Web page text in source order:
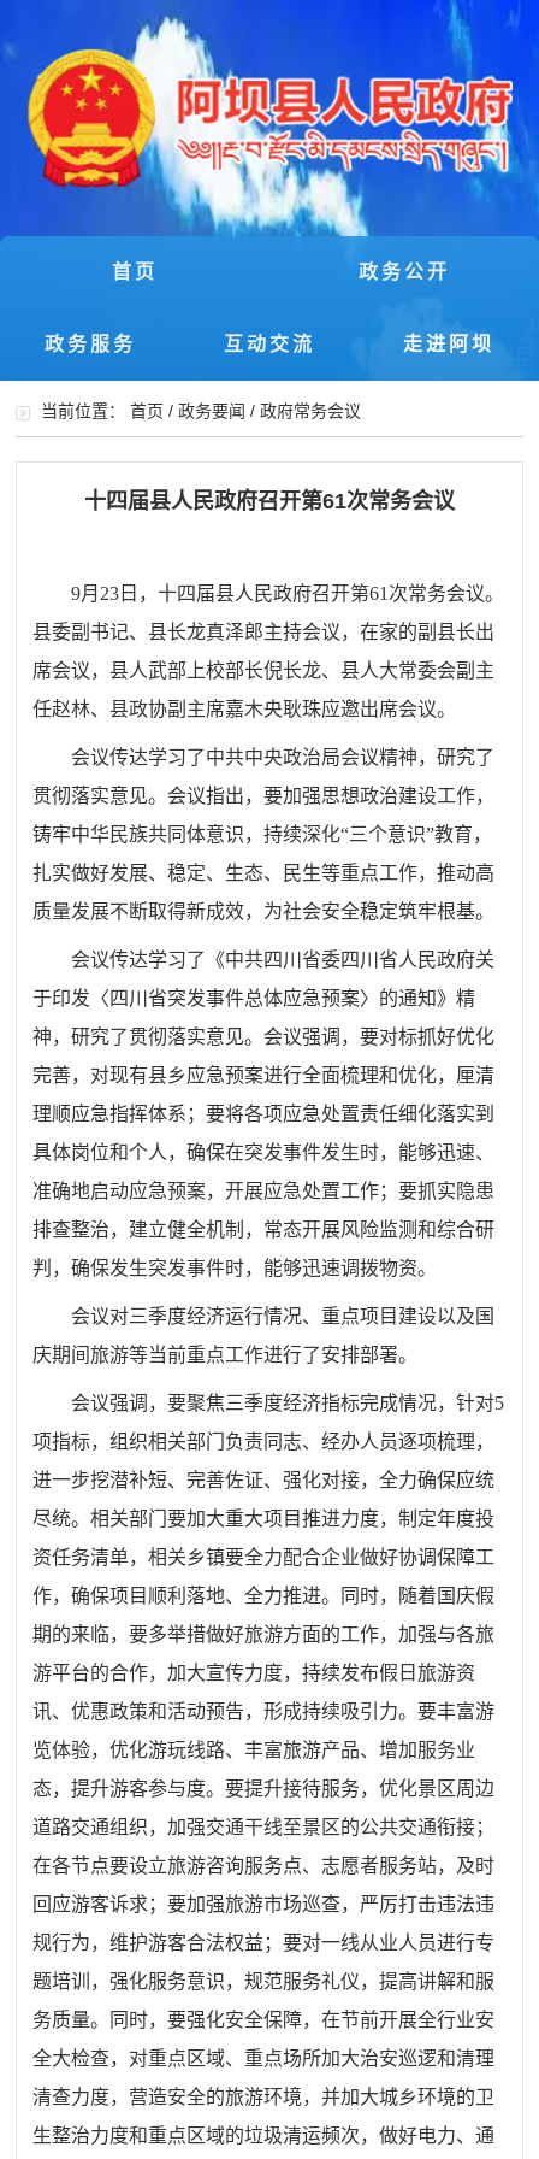
首页 政务公开
政务服务 互动交流 走进阿坝
当前位置：首页 /政务要闻 /政府常务会议
十四届县人民政府召开第61次常务会议
9月23日，十四届县人民政府召开第61次常务会议。
县委副书记、县长龙真泽郎主持会议，在家的副县长出
席会议，县人武部上校部长倪长龙、县人大常委会副主
任赵林、县政协副主席嘉木央耿珠应邀出席会议。
会议传达学习了中共中央政治局会议精神，研究了
贯彻落实意见。会议指出，要加强思想政治建设工作，
铸牢中华民族共同体意识，持续深化“三个意识”教育，
扎实做好发展、稳定、生态、民生等重点工作，推动高
质量发展不断取得新成效，为社会安全稳定筑牢根基。
会议传达学习了《中共四川省委四川省人民政府关
于印发〈四川省突发事件总体应急预案〉的通知》精
神，研究了贯彻落实意见。会议强调，要对标抓好优化
完善，对现有县乡应急预案进行全面梳理和优化，厘清
理顺应急指挥体系；要将各项应急处置责任细化落实到
具体岗位和个人，确保在突发事件发生时，能够迅速、
准确地启动应急预案，开展应急处置工作；要抓实隐患
排查整治，建立健全机制，常态开展风险监测和综合研
判，确保发生突发事件时，能够迅速调拨物资。
会议对三季度经济运行情况、重点项目建设以及国
庆期间旅游等当前重点工作进行了安排部署。
会议强调，要聚焦三季度经济指标完成情况，针对5
项指标，组织相关部门负责同志、经办人员逐项梳理，
进一步挖潜补短、完善佐证、强化对接，全力确保应统
尽统。相关部门要加大重大项目推进力度，制定年度投
资任务清单，相关乡镇要全力配合企业做好协调保障工
作，确保项目顺利落地、全力推进。同时，随着国庆假
期的来临，要多举措做好旅游方面的工作，加强与各旅
游平台的合作，加大宣传力度，持续发布假日旅游资
讯、优惠政策和活动预告，形成持续吸引力。要丰富游
览体验，优化游玩线路、丰富旅游产品、增加服务业
态，提升游客参与度。要提升接待服务，优化景区周边
道路交通组织，加强交通干线至景区的公共交通衔接；
在各节点要设立旅游咨询服务点、志愿者服务站，及时
回应游客诉求；要加强旅游市场巡查，严厉打击违法违
规行为，维护游客合法权益；要对一线从业人员进行专
题培训，强化服务意识，规范服务礼仪，提高讲解和服
务质量。同时，要强化安全保障，在节前开展全行业安
全大检查，对重点区域、重点场所加大治安巡逻和清理
清查力度，营造安全的旅游环境，并加大城乡环境的卫
生整治力度和重点区域的垃圾清运频次，做好电力、通